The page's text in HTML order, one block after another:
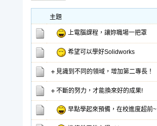
主題
上電腦課程，讓妳職場一把罩
希望可以學好Solidworks
見識到不同的領域，增加第二專長！
不斷的努力，才能換來好的成果!
早點學起來預備，在校進度超前~